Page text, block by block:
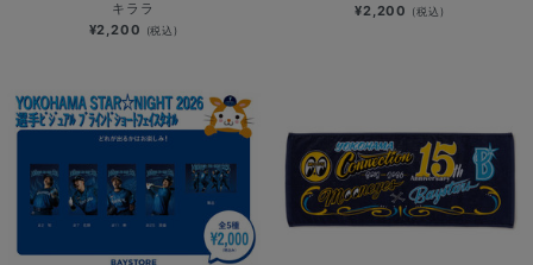
キララ
¥2,200 (税込)
¥2,200 (税込)